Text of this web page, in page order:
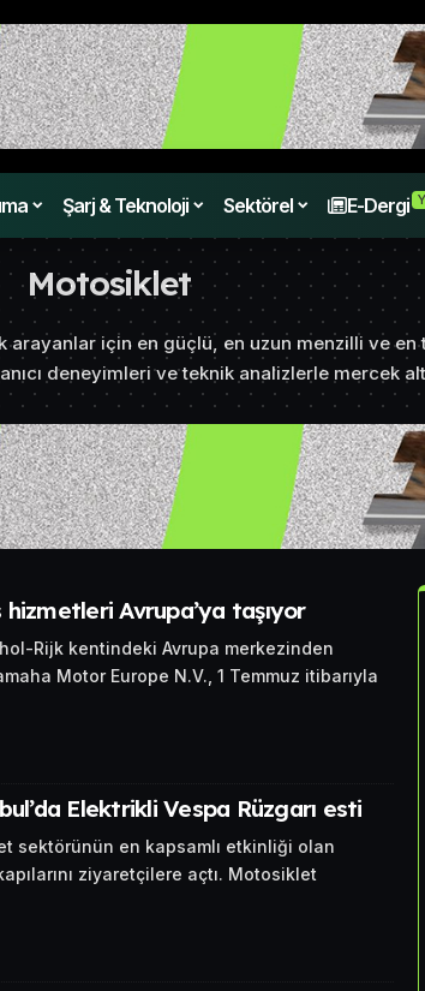
Şarj & Teknoloji Sektörel E-Dergi
Motosiklet
arayanlar için en güçlü, en uzun menzilli ve en
deneyimleri ve teknik analizlerle mercek
Avrupa’ya taşıyor
Rijk kentindeki Avrupa merkezinden
Motor Europe N.V., 1 Temmuz itibarıyla
Elektrikli Vespa Rüzgarı esti
sektörünün en kapsamlı etkinliği olan
ziyaretçilere açtı. Motosiklet